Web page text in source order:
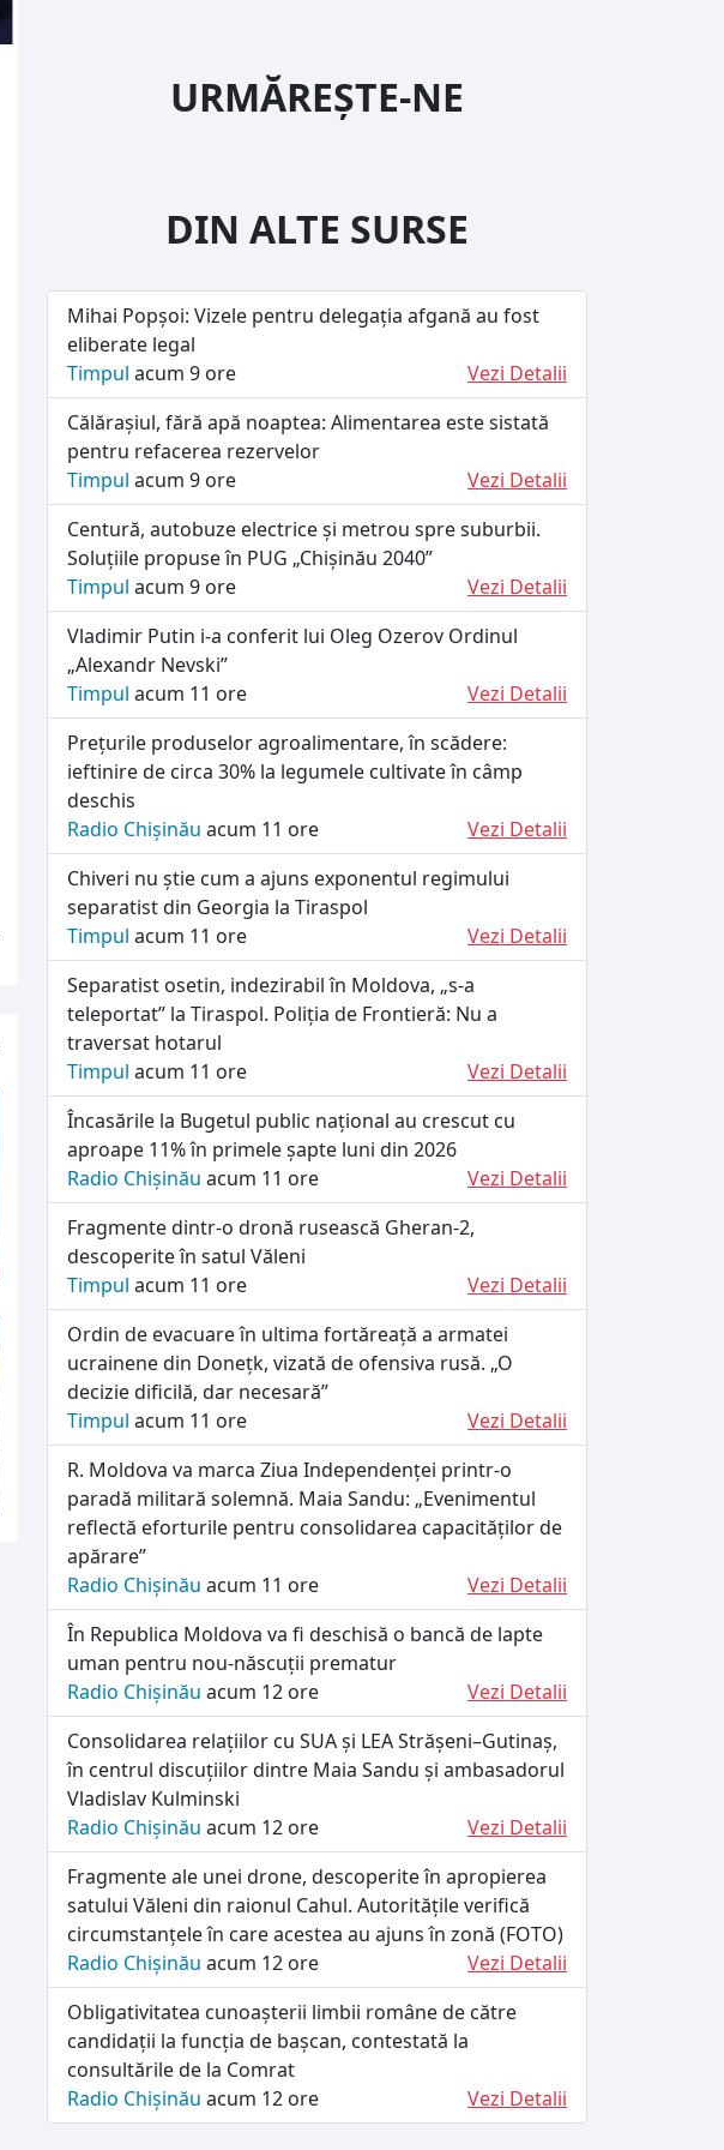
URMĂREȘTE-NE
DIN ALTE SURSE
Mihai Popșoi: Vizele pentru delegația afgană au fost
eliberate legal
Timpul acum 9 ore
Vezi Detalii
Călărașiul, fără apă noaptea: Alimentarea este sistată
pentru refacerea rezervelor
Timpul acum 9 ore
Vezi Detalii
Centură, autobuze electrice și metrou spre suburbii.
Soluțiile propuse în PUG „Chișinău 2040”
Timpul acum 9 ore
Vezi Detalii
Vladimir Putin i-a conferit lui Oleg Ozerov Ordinul
„Alexandr Nevski”
Timpul acum 11 ore
Vezi Detalii
Prețurile produselor agroalimentare, în scădere:
ieftinire de circa 30% la legumele cultivate în câmp
deschis
Radio Chișinău acum 11 ore
Vezi Detalii
Chiveri nu știe cum a ajuns exponentul regimului
separatist din Georgia la Tiraspol
Timpul acum 11 ore
Vezi Detalii
Separatist osetin, indezirabil în Moldova, „s-a
teleportat” la Tiraspol. Poliția de Frontieră: Nu a
traversat hotarul
Timpul acum 11 ore
Vezi Detalii
Încasările la Bugetul public național au crescut cu
aproape 11% în primele șapte luni din 2026
Radio Chișinău acum 11 ore
Vezi Detalii
Fragmente dintr-o dronă rusească Gheran-2,
descoperite în satul Văleni
Timpul acum 11 ore
Vezi Detalii
Ordin de evacuare în ultima fortăreață a armatei
ucrainene din Donețk, vizată de ofensiva rusă. „O
decizie dificilă, dar necesară”
Timpul acum 11 ore
Vezi Detalii
R. Moldova va marca Ziua Independenței printr-o
paradă militară solemnă. Maia Sandu: „Evenimentul
reflectă eforturile pentru consolidarea capacităților de
apărare”
Radio Chișinău acum 11 ore
Vezi Detalii
În Republica Moldova va fi deschisă o bancă de lapte
uman pentru nou-născuții prematur
Radio Chișinău acum 12 ore
Vezi Detalii
Consolidarea relațiilor cu SUA și LEA Strășeni–Gutinaș,
în centrul discuțiilor dintre Maia Sandu și ambasadorul
Vladislav Kulminski
Radio Chișinău acum 12 ore
Vezi Detalii
Fragmente ale unei drone, descoperite în apropierea
satului Văleni din raionul Cahul. Autoritățile verifică
circumstanțele în care acestea au ajuns în zonă (FOTO)
Radio Chișinău acum 12 ore
Vezi Detalii
Obligativitatea cunoașterii limbii române de către
candidații la funcția de bașcan, contestată la
consultările de la Comrat
Radio Chișinău acum 12 ore Vezi Detalii